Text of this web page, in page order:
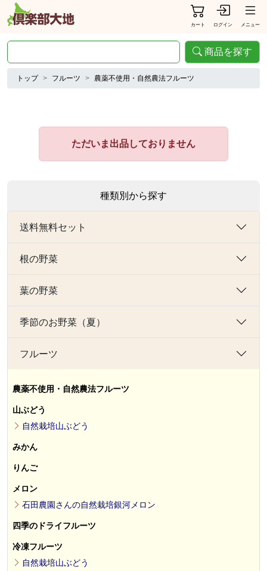
カート ログイン メニュー
商品を探す
トップ フルーツ 農薬不使用・自然農法フルーツ
種類別から探す
送料無料セット
根の野菜
葉の野菜
季節のお野菜（夏）
フルーツ
農薬不使用・自然農法フルーツ
山ぶどう
自然栽培山ぶどう
みかん
りんご
メロン
石田農園さんの自然栽培銀河メロン
四季のドライフルーツ
冷凍フルーツ
自然栽培山ぶどう
ただいま出品しておりません